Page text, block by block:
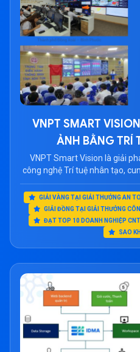
VNPT SMART
ẢNH BẰNG TRÍ
VNPT Smart Vision là giải
công nghệ Trí tuệ nhân tạo,
> Tham khảo: Vnface – nền
nhân tạo, tích hợp vào máy
giải pháp VNPT
GIẢI VÀNG TẠI GIẢI THƯỞNG AN
GIẢI ĐỒNG TẠI GIẢI THƯỞNG
ĐẠT TOP 10 DOANH NGHIỆP
SAO